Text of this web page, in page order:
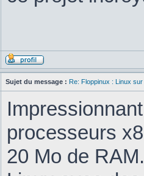
Sujet du message : Re: Floppinux : Linux
processeurs
20 Mo de